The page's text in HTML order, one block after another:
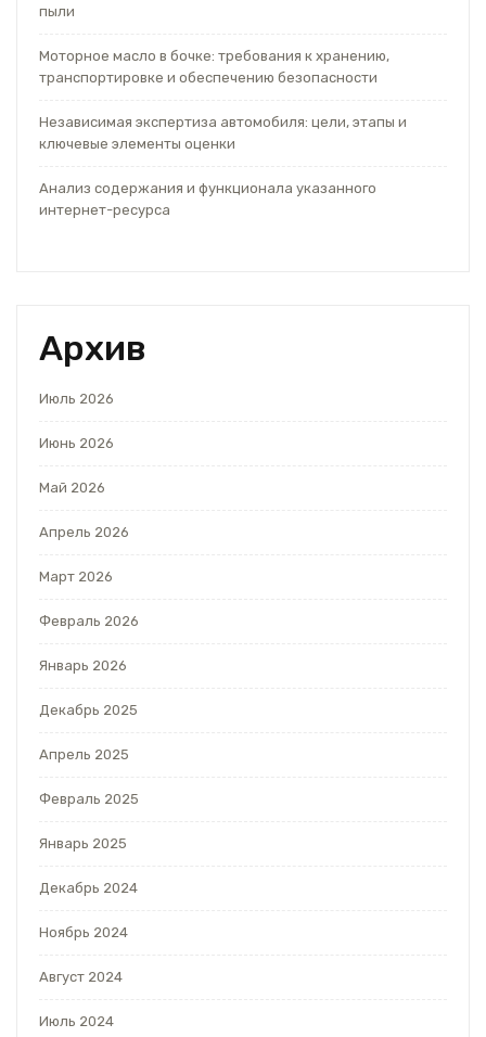
пыли
Моторное масло в бочке: требования к хранению,
транспортировке и обеспечению безопасности
Независимая экспертиза автомобиля: цели, этапы и
ключевые элементы оценки
Анализ содержания и функционала указанного
интернет-ресурса
Архив
Июль 2026
Июнь 2026
Май 2026
Апрель 2026
Март 2026
Февраль 2026
Январь 2026
Декабрь 2025
Апрель 2025
Февраль 2025
Январь 2025
Декабрь 2024
Ноябрь 2024
Август 2024
Июль 2024